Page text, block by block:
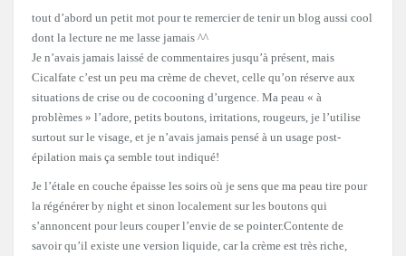
tout d’abord un petit mot pour te remercier de tenir un blog aussi cool
dont la lecture ne me lasse jamais ^^
Je n’avais jamais laissé de commentaires jusqu’à présent, mais
Cicalfate c’est un peu ma crème de chevet, celle qu’on réserve aux
situations de crise ou de cocooning d’urgence. Ma peau « à
problèmes » l’adore, petits boutons, irritations, rougeurs, je l’utilise
surtout sur le visage, et je n’avais jamais pensé à un usage post-
épilation mais ça semble tout indiqué!
Je l’étale en couche épaisse les soirs où je sens que ma peau tire pour
la régénérer by night et sinon localement sur les boutons qui
s’annoncent pour leurs couper l’envie de se pointer.Contente de
savoir qu’il existe une version liquide, car la crème est très riche,